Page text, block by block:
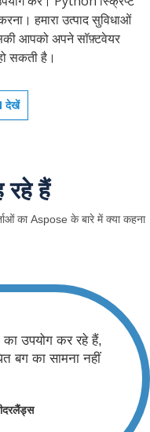
हमारा उत्पाद सुविधाओं
आपको अपने सॉफ़्टवेयर
सकती है।
देखें
रहे हैं
का Aspose के बारे में क्या कहना
उपयोग कर रहे हैं,
बग का सामना नहीं